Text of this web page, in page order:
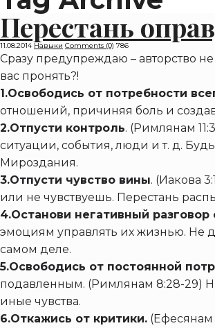
Перестань
11.08.2014 Навыки Comments (0) 786
Сразу предупреждаю – авторство
вас пронять?!
1.Освободись от потребности
отношений, причиняя боль и
2.Отпусти контроль. (Римлянам
ситуации, события, люди и т. д.
Мироздания.
3.Отпусти чувство вины. (Иакова
или не чувствуешь. Перестань
4.Останови негативный разговор
эмоциям управлять их жизнью. Не
самом деле.
5.Освободись от постоянной
подавленным. (Римлянам 8:28-29)
иные чувства.
6.Откажись от критики. (Ефесянам